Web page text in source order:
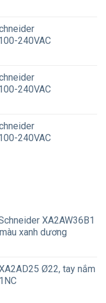
240VAC
240VAC
240VAC
XA2AW36B1
xanh dương
Ø22, tay nắm